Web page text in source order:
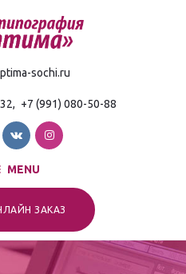
sochi.ru
+7 (991) 080-50-88
MENU
ЗАКАЗ
в Сочи